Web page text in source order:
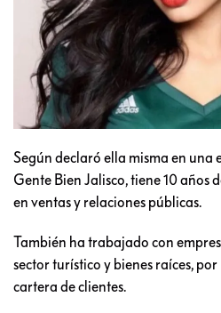
Según declaró ella misma en una
Gente Bien Jalisco, tiene 10 años
en ventas y relaciones públicas.
También ha trabajado con
sector turístico y bienes raíces,
cartera de clientes.